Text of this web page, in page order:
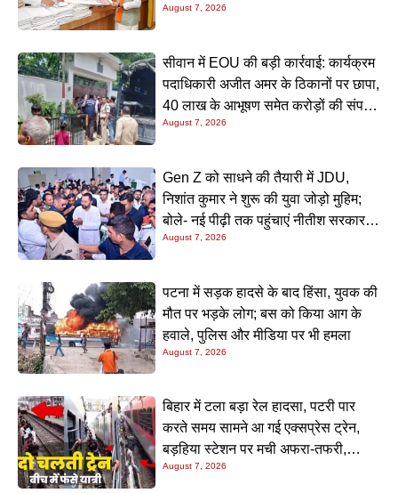
अपील
August 7, 2026
सीवान में EOU की बड़ी कार्रवाई: कार्यक्रम
पदाधिकारी अजीत अमर के ठिकानों पर छापा,
40 लाख के आभूषण समेत करोड़ों की संपत्ति
की जांच शुरू
August 7, 2026
Gen Z को साधने की तैयारी में JDU,
निशांत कुमार ने शुरू की युवा जोड़ो मुहिम;
बोले- नई पीढ़ी तक पहुंचाएं नीतीश सरकार के
20 सालों के काम
August 7, 2026
पटना में सड़क हादसे के बाद हिंसा, युवक की
मौत पर भड़के लोग; बस को किया आग के
हवाले, पुलिस और मीडिया पर भी हमला
August 7, 2026
बिहार में टला बड़ा रेल हादसा, पटरी पार
करते समय सामने आ गई एक्सप्रेस ट्रेन,
बड़हिया स्टेशन पर मची अफरा-तफरी,
यात्रियों की लापरवाही आई सामने
August 7, 2026